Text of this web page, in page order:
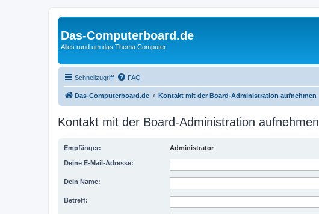
Das-Computerboard.de
Alles rund um das Thema Computer
Schnellzugriff FAQ
Das-Computerboard.de Kontakt mit der Board-Administration aufnehmen
Kontakt mit der Board-Administration aufnehmen
Empfänger: Administrator
Deine E-Mail-Adresse:
Dein Name:
Betreff: